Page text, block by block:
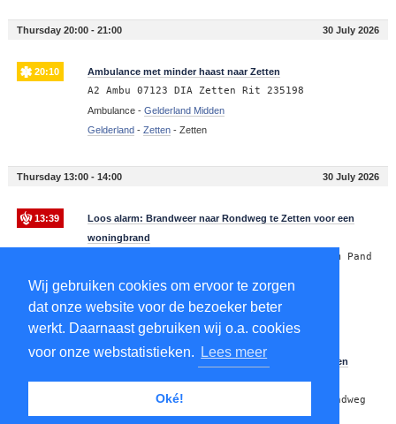
Wij gebruiken cookies om ervoor te zorgen
dat onze website voor de bezoeker beter
werkt. Daarnaast gebruiken wij o.a. cookies
voor onze webstatistieken.
Lees meer
Oké!
Thursday 20:00 - 21:00 30 July 2026
20:10 Ambulance met minder haast naar Zetten
A2 Ambu 07123 DIA Zetten Rit 235198
Ambulance - Gelderland Midden
Gelderland- Zetten- Zetten
Thursday 13:00 - 14:00 30 July 2026
13:39
Loos alarm: Brandweer naar Rondweg te Zetten voor een
woningbrand
P1 (Intrekken Alarm Brw) BR woning Pactum Pand
Gelderland
- Zetten-Rondweg, Zetten
Brandweer met spoed naar Rondweg te Zetten voor een
woningbrand
P1 BON-02 BR woning Pactum Pand Pella Rondweg
Zetten 074331